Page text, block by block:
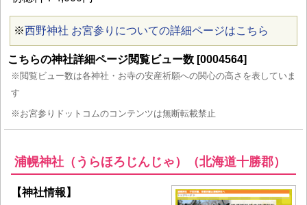
※西野神社 お宮参りについての詳細ページはこちら
こちらの神社詳細ページ閲覧ビュー数 [0004564]
※閲覧ビュー数は各神社・お寺の安産祈願への関心の高さを表していま
す
※お宮参りドットコムのコンテンツは無断転載禁止
浦幌神社（うらほろじんじゃ）（北海道十勝郡）
【神社情報】